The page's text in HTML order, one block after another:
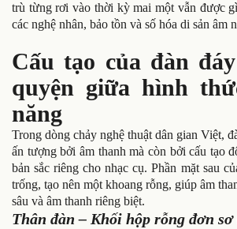
trù từng rơi vào thời kỳ mai một vẫn được
các nghệ nhân, bảo tồn và số hóa di sản âm
Cấu tạo của đàn
quyện giữa hình
năng
Trong dòng chảy nghệ thuật dân gian Việt,
ấn tượng bởi âm thanh mà còn bởi cấu tạo
bản sắc riêng cho nhạc cụ. Phần mặt sau
trống, tạo nên một khoang rỗng, giúp âm
sâu và âm thanh riêng biệt.
Thân đàn – Khối hộp rỗng đơn